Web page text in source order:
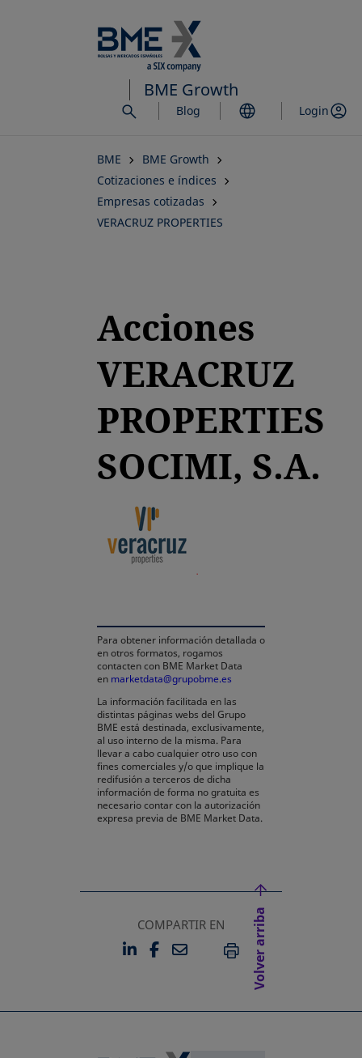
al
contenido
principal
BME Growth
Blog Login
BME
BME Growth
Cotizaciones e índices
Empresas cotizadas
VERACRUZ PROPERTIES
Acciones
VERACRUZ
PROPERTIES
SOCIMI, S.A.
Para obtener información detallada o
en otros formatos, rogamos
contacten con BME Market Data
en marketdata@grupobme.es
La información facilitada en las
distintas páginas webs del Grupo
BME está destinada, exclusivamente,
al uso interno de la misma. Para
llevar a cabo cualquier otro uso con
fines comerciales y/o que implique la
redifusión a terceros de dicha
información de forma no gratuita es
necesario contar con la autorización
expresa previa de BME Market Data.
COMPARTIR EN
LINKEDIN
SE ABRE EN UNA PESTAÑA
FACEBOOK
SE ABRE EN UNA
EMAILIMPRIMIR
Volver arriba